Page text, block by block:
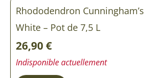
Rhododendron Cunningham’s
White – Pot de 7,5 L
26,90€
Indisponible actuellement